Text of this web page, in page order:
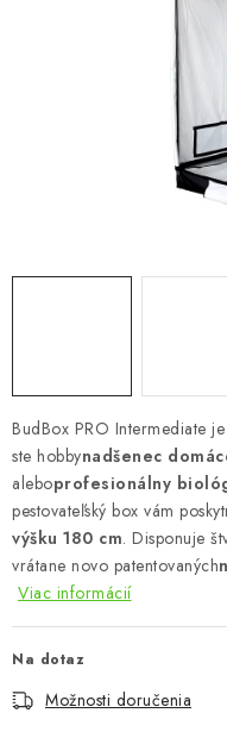
Hodnotenie obchodu
Obchodné podmienky
Podmienky o ochrane
BudBox PRO Intermediate
ste hobbynadšenec
aleboprofesionálny
pestovateľský box vám
výšku 180 cm. Disponuje
vrátane novo patentovaných
Viac informácií
Na dotaz
Možnosti doručenia